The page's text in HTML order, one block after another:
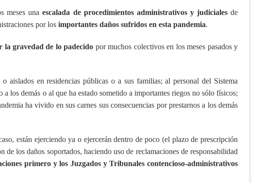
meses unaescalada de procedimientos administrativos y judicialesde
por los importantes daños sufridos en esta pandemia.
la gravedad de lo padecido por muchos colectivos en los meses pasados y
aislados en residencias públicas o a sus familias; al personal del Sistema
los demás o al que ha estado sometido a importantes riegos no sólo físicos;
ha vivido en sus carnes sus consecuencias por prestarnos a los demás
están ejerciendo ya o ejercerán dentro de poco (el plazo de prescripción
de los daños soportados, haciendo uso de reclamaciones de responsabilidad
primero y los Juzgados y Tribunales contencioso-administrativos